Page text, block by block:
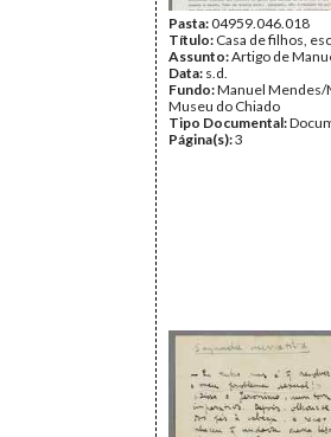
Pasta:04959.046.018
Título: Casa de filhos,
Assunto:Artigo de
Data: s.d.
Fundo:Manuel Mendes/
Museu do Chiado
Tipo Documental:
Página(s):3